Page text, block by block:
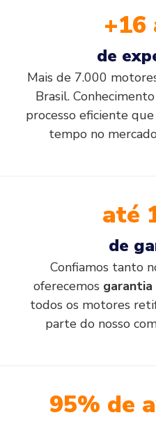
+16
de
Mais de 7.000
Brasil.
processo eficiente
tempo no
até
de
Confiamos tanto
oferecemos
todos os motores
parte do nosso
95% de